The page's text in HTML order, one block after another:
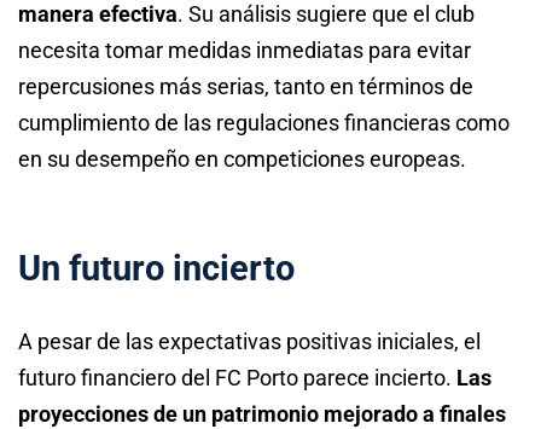
manera efectiva. Su análisis sugiere que el club
necesita tomar medidas inmediatas para evitar
repercusiones más serias, tanto en términos de
cumplimiento de las regulaciones financieras como
en su desempeño en competiciones europeas.
Un futuro incierto
A pesar de las expectativas positivas iniciales, el
futuro financiero del FC Porto parece incierto. Las
proyecciones de un patrimonio mejorado a finales